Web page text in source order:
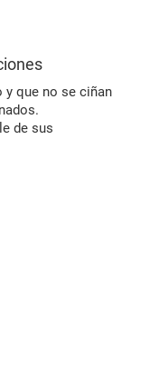
que no se ciñan
de sus